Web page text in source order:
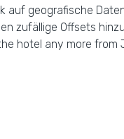
auf geografische
zufällige Offsets
hotel any more from